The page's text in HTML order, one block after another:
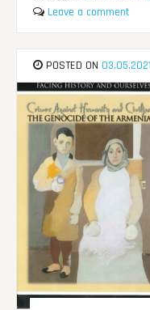
Leave a comment
POSTED ON 03.05.2021